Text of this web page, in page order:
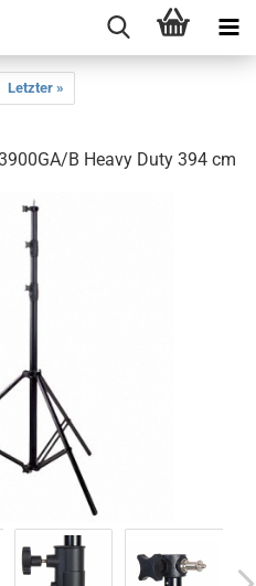
Letzter »
B Heavy Duty 394 cm